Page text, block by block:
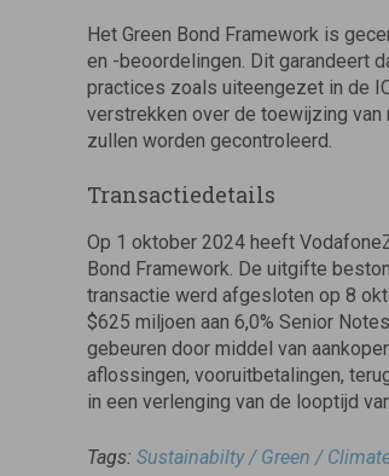
Het Green Bond Framework is
en -beoordelingen. Dit garandeert
practices zoals uiteengezet in de
verstrekken over de toewijzing
zullen worden gecontroleerd.
Transactiedetails
Op 1 oktober 2024 heeft
Bond Framework. De uitgifte
transactie werd afgesloten op 8
$625 miljoen aan 6,0% Senior
gebeuren door middel van
aflossingen, vooruitbetalingen,
in een verlenging van de looptijd
Tags: Sustainabilty / Green /